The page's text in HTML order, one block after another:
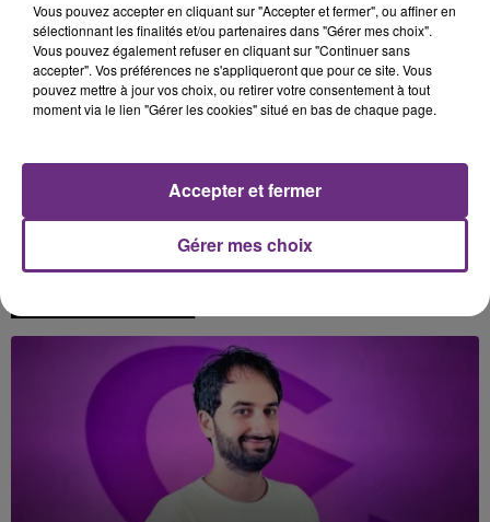
Stumblin' In Mr Know It All
Vous pouvez accepter en cliquant sur "Accepter et fermer", ou affiner en
sélectionnant les finalités et/ou partenaires dans "Gérer mes choix".
Vous pouvez également refuser en cliquant sur "Continuer sans
accepter". Vos préférences ne s'appliqueront que pour ce site. Vous
pouvez mettre à jour vos choix, ou retirer votre consentement à tout
moment via le lien "Gérer les cookies" situé en bas de chaque page.
Gérer mes choix
Accepter et fermer